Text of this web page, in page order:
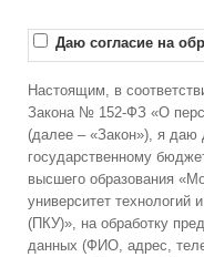
Даю согласие на
Настоящим, в
Закона № 152-ФЗ «О
(далее – «Закон»), я даю
государственному
высшего образования
университет технологий
(ПКУ)», на обработку
данных (ФИО, адрес,